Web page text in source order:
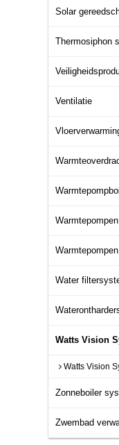
Solar
Thermosiphon
Ventilatie
Water
Watts Vision
Watts Vision
Zonneboiler
Zwembad